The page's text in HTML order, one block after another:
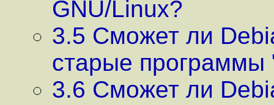
GNU/Linux?
3.5 Сможет ли
старые программы
3.6 Сможет ли